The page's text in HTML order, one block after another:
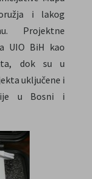
i lakog
Projektne
UIO BiH kao
dok su u
uključene i
u Bosni i